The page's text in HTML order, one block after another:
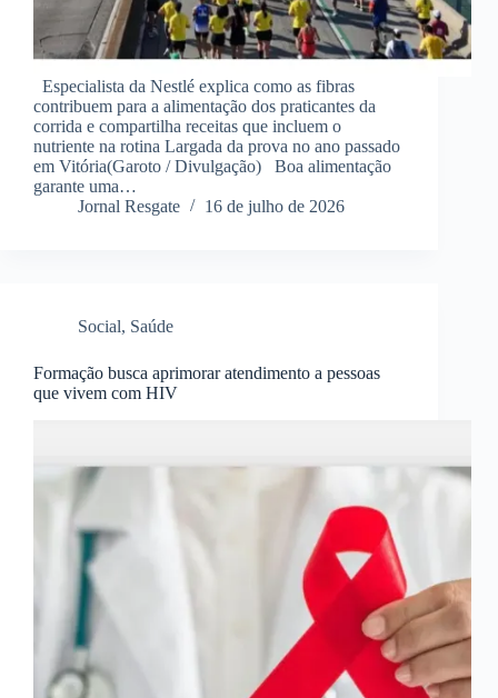
Especialista da Nestlé explica como as fibras
contribuem para a alimentação dos praticantes da
corrida e compartilha receitas que incluem o
nutriente na rotina Largada da prova no ano passado
em Vitória(Garoto / Divulgação) Boa alimentação
garante uma…
Jornal Resgate
16 de julho de 2026
Social, Saúde
Formação busca aprimorar atendimento a pessoas
que vivem com HIV